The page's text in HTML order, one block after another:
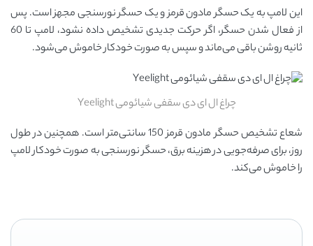
این لامپ به یک حسگر مادون قرمز و یک حسگر نورسنجی مجهز است. پس
از فعال شدن حسگر، اگر حرکت جدیدی تشخیص داده نشود، لامپ تا 60
ثانیه روشن باقی می‌ماند و سپس به صورت خودکار خاموش می‌شود.
چراغ ال ای دی سقفی شیائومی Yeelight
شعاع تشخیص حسگر مادون قرمز 150 سانتی‌متر است. همچنین در طول
روز، برای صرفه‌جویی در هزینه برق، حسگر نورسنجی به صورت خودکار لامپ
را خاموش می‌کند.